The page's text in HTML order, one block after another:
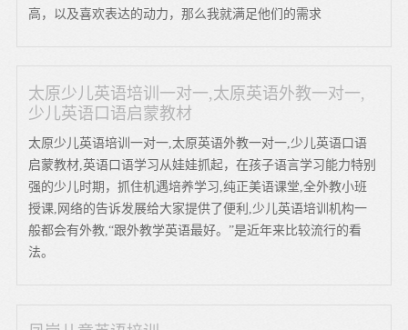
高，以及喜欢表达的动力，那么我就满足他们的需求
太原少儿英语培训一对一,太原英语外教一对一,
少儿英语口语启蒙教材
太原少儿英语培训一对一,太原英语外教一对一,少儿英语口语
启蒙教材,英语口语学习从娃娃抓起，在孩子语言学习能力特别
强的少儿时期，抓住机遇培养学习,纯正美语课堂,全外教小班
授课,网络的告诉发展给大家提供了便利,少儿英语培训机构一
般都会有外教,“跟外教学英语最好。”是近年来比较流行的看
法。